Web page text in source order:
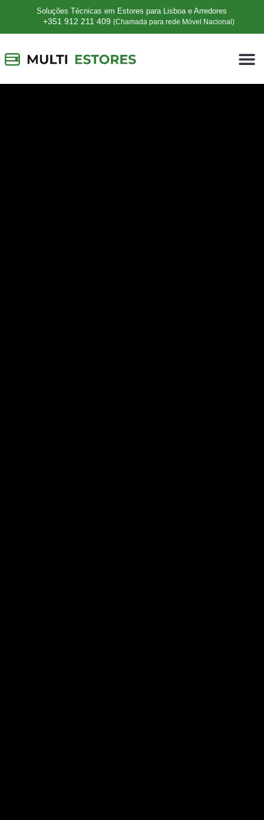
Soluções Técnicas em Estores para Lisboa e Arredores
+351 912 211 409 (Chamada para rede Móvel Nacional)